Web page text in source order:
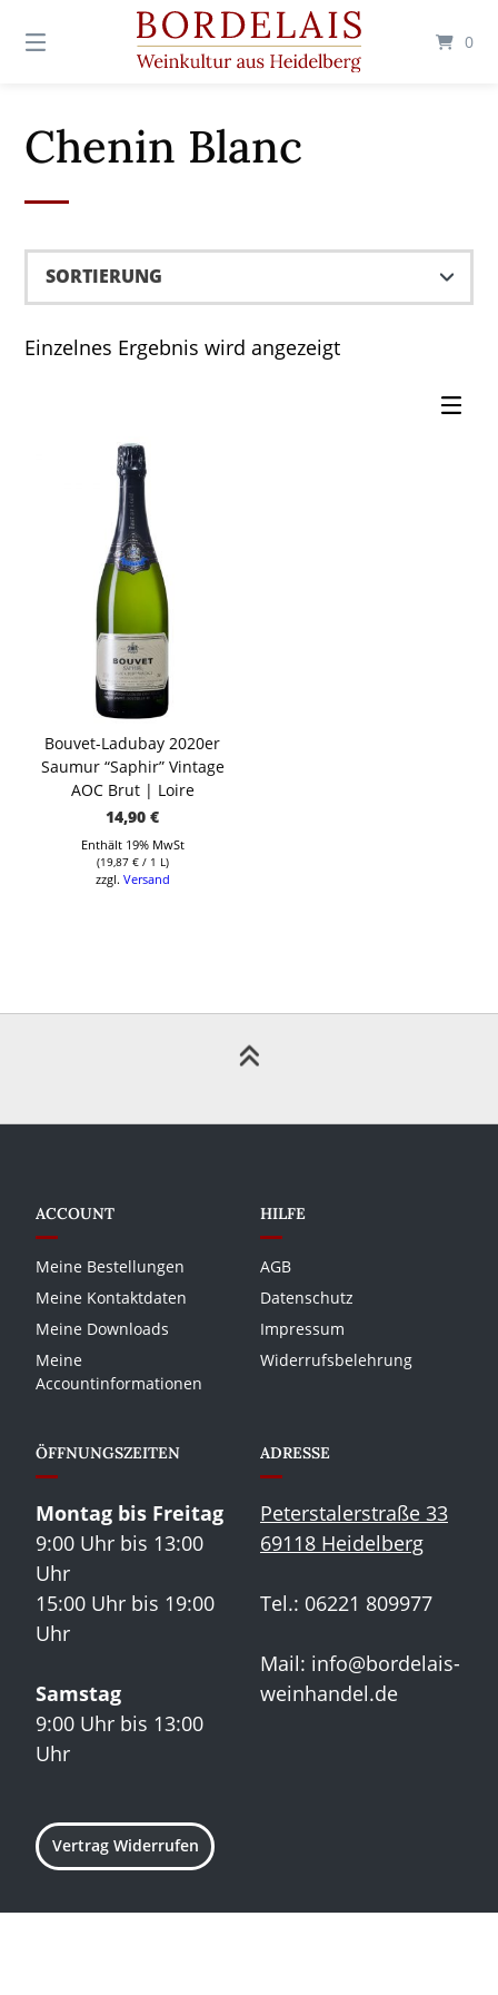
zum
0
Chenin Blanc
Einzelnes Ergebnis wird angezeigt
Bouvet-Ladubay 2020er
Saumur “Saphir” Vintage
AOC Brut | Loire
14,90€
Enthält 19% MwSt
(19,87 €/ 1 L)
zzgl. Versand
ACCOUNT
Meine Bestellungen
Meine Kontaktdaten
Meine Downloads
Meine
Accountinformationen
HILFE
AGB
Datenschutz
Impressum
Widerrufsbelehrung
ÖFFNUNGSZEITEN
Montag bis Freitag
9:00 Uhr bis 13:00
Uhr
15:00 Uhr bis 19:00
Uhr
Samstag
9:00 Uhr bis 13:00
Uhr
ADRESSE
Peterstalerstraße 33
69118 Heidelberg
Tel.: 06221 809977
Mail: info@bordelais-
weinhandel.de
Vertrag Widerrufen